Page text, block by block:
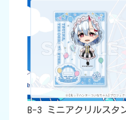
B-3 ミニアクリルスタ